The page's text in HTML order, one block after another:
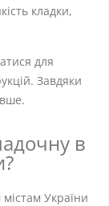
кладки,
для
Завдяки
в
України